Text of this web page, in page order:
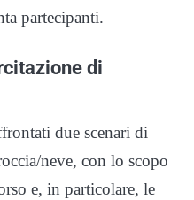
partecipanti.
di
due scenari di
neve, con lo scopo
e, in particolare, le